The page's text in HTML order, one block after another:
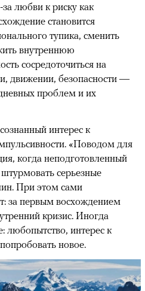
любви к риску как
становится
тупика, сменить
внутреннюю
сосредоточиться на
движении, безопасности —
проблем и их
интерес к
«Поводом для
когда неподготовленный
серьезные
При этом сами
за первым восхождением
кризис. Иногда
любопытство, интерес к
новое.